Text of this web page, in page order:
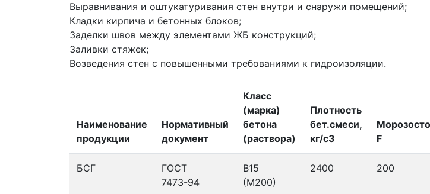
Выравнивания и оштукатуривания стен внутри и снаружи помещений;
Кладки кирпича и бетонных блоков;
Заделки швов между элементами ЖБ конструкций;
Заливки стяжек;
Возведения стен с повышенными требованиями к гидроизоляции.
Наименование
продукции
Нормативный
документ
Класс
(марка)
бетона
(раствора)
Плотность
бет.смеси,
кг/с3
F
БСГ
ГОСТ
7473-94
В15
(М200)
2400 200